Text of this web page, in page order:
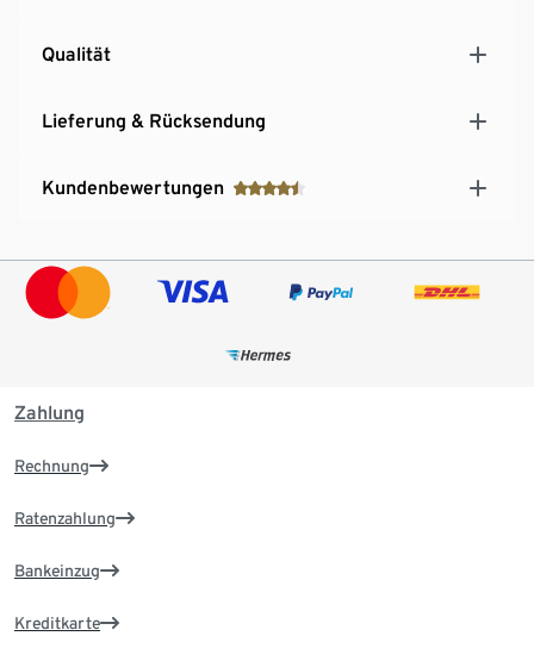
Qualität
Lieferung & Rücksendung
Kundenbewertungen
Zahlung
Rechnung
Ratenzahlung
Bankeinzug
Kreditkarte